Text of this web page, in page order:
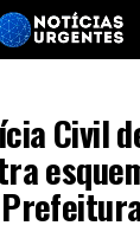
Civil